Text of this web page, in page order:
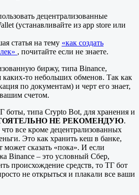
децентрализованные
(устанавливайте из app store или
статья на тему «как создать
, почитайте если не знаете.
биржу, типа Binance,
каких-то небольших обменов. Так как
по документам) и черт его знает,
счетом.
боты, типа Crypto Bot, для хранения и
НЕ РЕКОМЕНДУЮ.
все кроме децентрализованных
Это как хранить кеш в банке,
сказать «пока». И если
Binance – это условный Сбер,
происхождение средств, то ТГ бот
не открыться и плакали все ваши